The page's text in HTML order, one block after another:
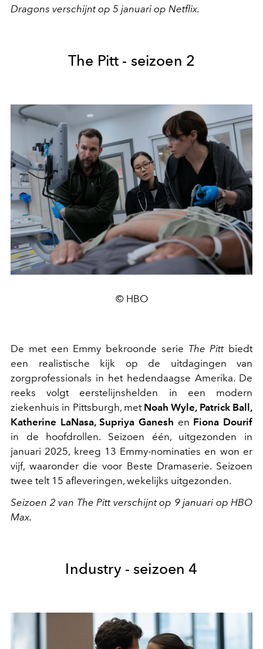
Dragons verschijnt op 5 januari op Netflix.
The Pitt - seizoen 2
© HBO
De met een Emmy bekroonde serie The Pittbiedt
een realistische kijk op de uitdagingen van
zorgprofessionals in het hedendaagse Amerika. De
reeks volgt eerstelijnshelden in een modern
ziekenhuis in Pittsburgh, met Noah Wyle, Patrick Ball,
Katherine LaNasa, Supriya Ganesh en Fiona Dourif
in de hoofdrollen. Seizoen één, uitgezonden in
januari 2025, kreeg 13 Emmy-nominaties en won er
vijf, waaronder die voor Beste Dramaserie. Seizoen
twee telt 15 afleveringen, wekelijks uitgezonden.
Seizoen 2 van The Pitt verschijnt op 9 januari op HBO
Max.
Industry - seizoen 4